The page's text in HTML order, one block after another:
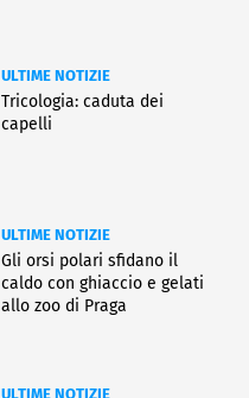
ULTIME NOTIZIE
Tricologia: caduta dei
capelli
ULTIME NOTIZIE
Gli orsi polari sfidano il
caldo con ghiaccio e gelati
allo zoo di Praga
ULTIME NOTIZIE